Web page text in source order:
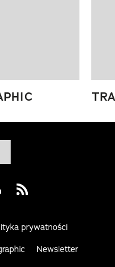
us on Youtube
Visit us on Rss
prywatności
Newsletter